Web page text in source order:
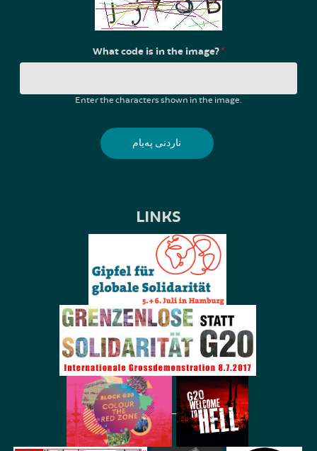
What code is in the image?*
Enter the characters shown in the image.
LINKS